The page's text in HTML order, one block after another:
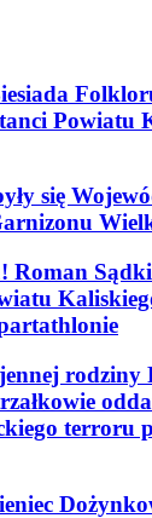
Powiatu
się
Roman
rodziny
terroru